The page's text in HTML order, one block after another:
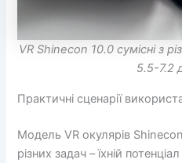
VR Shinecon 10.0 сумісні з
5.5-7.2
Практичні сценарії
Модель VR окулярів
різних задач – їхній